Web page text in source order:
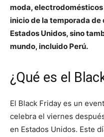
moda,
inicio de la temporada de
Estados Unidos, sino
mundo, incluido Perú.
¿Qué es el
El Black Friday es un
celebra el viernes
en Estados Unidos. Este